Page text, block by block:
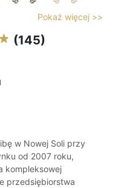
Pokaż więcej >>
(145)
w Nowej Soli przy
od 2007 roku,
kompleksowej
przedsiębiorstwa